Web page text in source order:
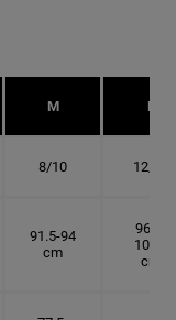
M L
8/10 12/14
91.5-94
cm
96.5-
101.5
cm